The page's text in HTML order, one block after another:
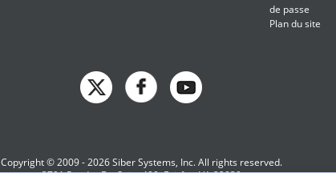
de passe
Plan du site
Copyright © 2009 - 2026 Siber Systems, Inc. All rights reserved.